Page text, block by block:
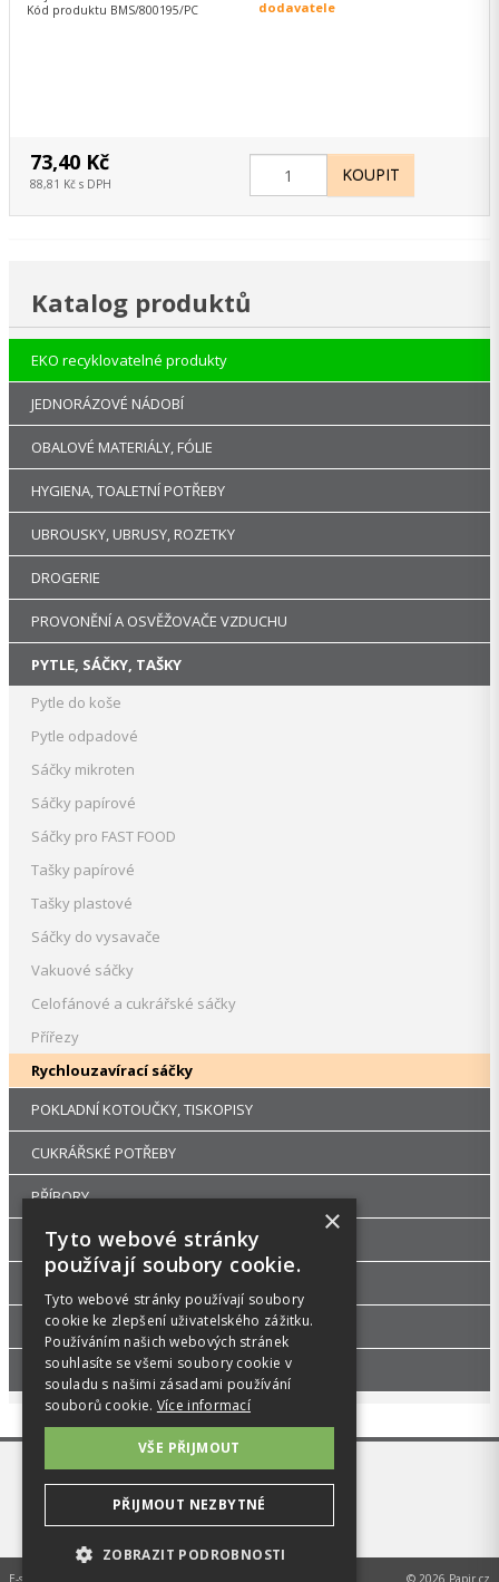
dodavatele
Kód produktu BMS/800195/PC
73,40 Kč
88,81 Kč s DPH
Katalog produktů
EKO recyklovatelné produkty
JEDNORÁZOVÉ NÁDOBÍ
OBALOVÉ MATERIÁLY, FÓLIE
HYGIENA, TOALETNÍ POTŘEBY
UBROUSKY, UBRUSY, ROZETKY
DROGERIE
PROVONĚNÍ A OSVĚŽOVAČE VZDUCHU
PYTLE, SÁČKY, TAŠKY
Pytle do koše
Pytle odpadové
Sáčky mikroten
Sáčky papírové
Sáčky pro FAST FOOD
Tašky papírové
Tašky plastové
Sáčky do vysavače
Vakuové sáčky
Celofánové a cukrářské sáčky
Přířezy
Rychlouzavírací sáčky
POKLADNÍ KOTOUČKY, TISKOPISY
CUKRÁŘSKÉ POTŘEBY
PŘÍBORY
RUKAVICE A OCHRANNÉ PRACOVNÍ POMŮCKY
UHLÍ DŘEVĚNÉ GASTRO A HOŘLAVÉ PASTY
DEKORACE A PÁRTY POTŘEBY
GASTRO ZAŘÍZENÍ
E-shop na míru od © 2026 Papir.cz
×
Tyto webové stránky
používají soubory cookie.
Tyto webové stránky používají soubory
cookie ke zlepšení uživatelského zážitku.
Používáním našich webových stránek
souhlasíte se všemi soubory cookie v
souladu s našimi zásadami používání
souborů cookie. Více informací
VŠE PŘIJMOUT
PŘIJMOUT NEZBYTNÉ
ZOBRAZIT PODROBNOSTI